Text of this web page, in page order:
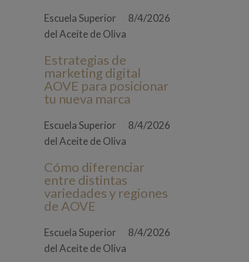
Escuela Superior
del Aceite de Oliva
8/4/2026
Estrategias de
marketing digital
AOVE para posicionar
tu nueva marca
Escuela Superior
del Aceite de Oliva
8/4/2026
Cómo diferenciar
entre distintas
variedades y regiones
de AOVE
Escuela Superior
del Aceite de Oliva
8/4/2026